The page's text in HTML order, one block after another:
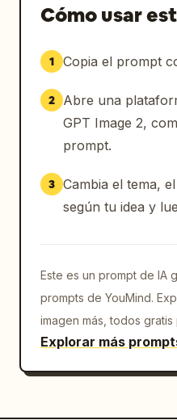
Cómo usar
1 Copia el prompt
2
Abre una
GPT Image 2,
prompt.
3 Cambia el tema,
según tu idea y
Este es un prompt de IA
prompts de YouMind.
imagen más, todos
Explorar más